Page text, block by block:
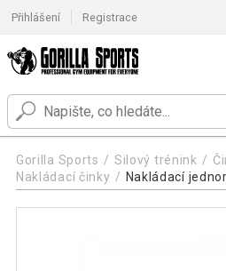
Přihlášení Registrace
Gorilla Sports Silový trénink
Nakládací činky
Nakládací